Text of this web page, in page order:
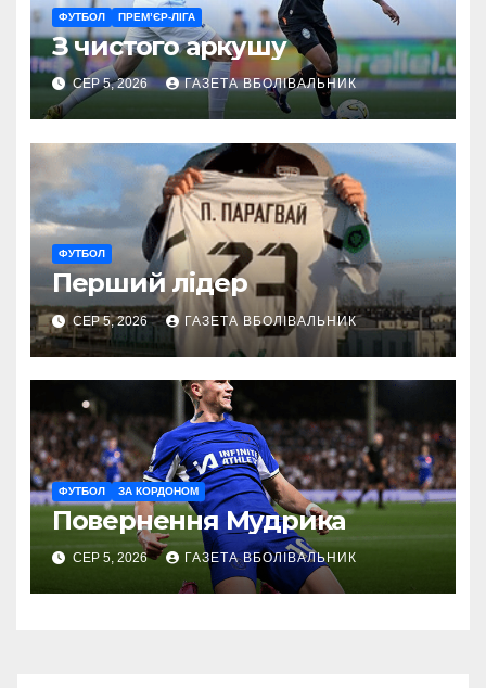
ФУТБОЛ ПРЕМ’ЄР-ЛІГА
З чистого аркушу
СЕР 5, 2026 ГАЗЕТА ВБОЛІВАЛЬНИК
ФУТБОЛ
Перший лідер
СЕР 5, 2026 ГАЗЕТА ВБОЛІВАЛЬНИК
ФУТБОЛ ЗА КОРДОНОМ
Повернення Мудрика
СЕР 5, 2026 ГАЗЕТА ВБОЛІВАЛЬНИК